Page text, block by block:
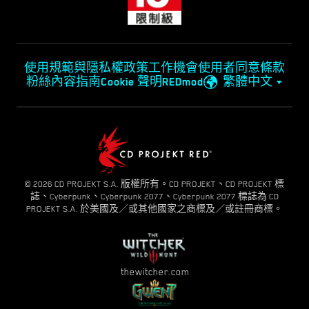
使用規範與隱私權政策工作機會使用者同意條款
粉絲內容指南Cookie 聲明 REDmod 繁體中文
© 2026 CD PROJEKT S.A. 版權所有。CD PROJEKT、CD PROJEKT 標
誌、Cyberpunk、Cyberpunk 2077、Cyberpunk 2077 標誌為 CD
PROJEKT S.A. 於美國及／或其他國家之商標及／或註冊商標。
thewitcher.com